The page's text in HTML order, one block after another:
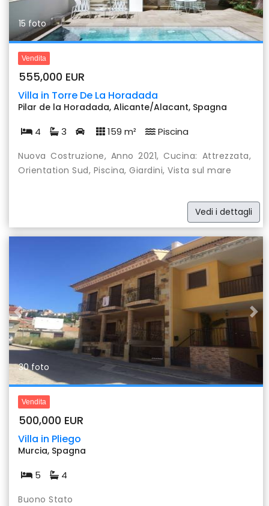
15 foto
Vendita
555,000 EUR
Villa in Torre De La Horadada
Pilar de la Horadada, Alicante/Alacant, Spagna
4 3 159 m² Piscina
Nuova Costruzione, Anno 2021, Cucina: Attrezzata,
Orientation Sud, Piscina, Giardini, Vista sul mare
Vedi i dettagli
Previous
30 foto
Vendita
500,000 EUR
Villa in Pliego
Murcia, Spagna
5 4
Buono Stato